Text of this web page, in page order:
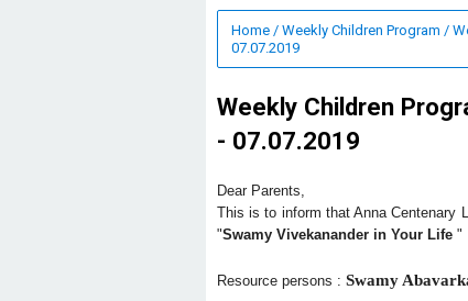
Home / Weekly Children Program /
07.07.2019
Weekly Children
- 07.07.2019
Dear Parents,
This is to inform that Anna
"Swamy Vivekanander in Your Life "
Resource persons : Swamy